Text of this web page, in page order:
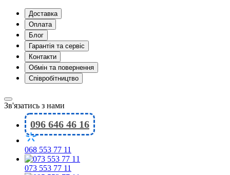
Доставка
Оплата
Блог
Гарантія та сервіс
Контакти
Обмін та повернення
Співробітництво
Зв'язатись з нами
096 646 46 16
068 553 77 11
073 553 77 11